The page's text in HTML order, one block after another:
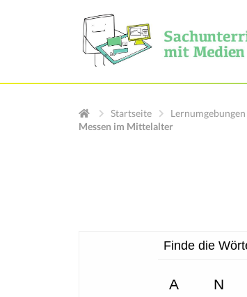
Startseite
Messen im Mittelalter